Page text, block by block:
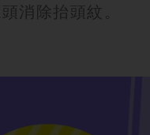
消除抬頭紋。